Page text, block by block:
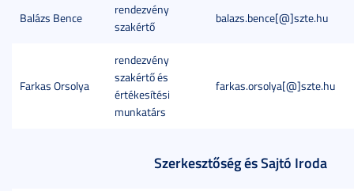
Balázs Bence
rendezvény
szakértő
balazs.bence[@]szte.hu
Farkas Orsolya
rendezvény
szakértő és
értékesítési
munkatárs
farkas.orsolya[@]szte.hu
Szerkesztőség és Sajtó Iroda